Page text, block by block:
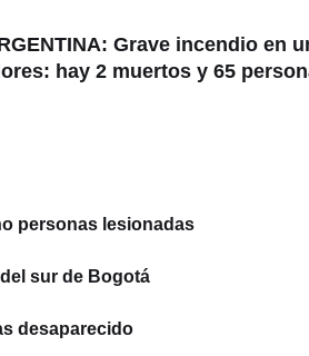
Grave incendio en
hay 2 muertos y 65
personas lesionadas
sur de Bogotá
desaparecido